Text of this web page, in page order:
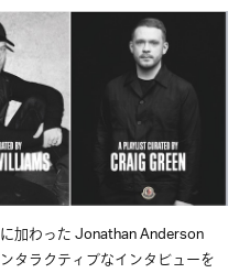
加わった Jonathan Anderson
タラクティブなインタビューを